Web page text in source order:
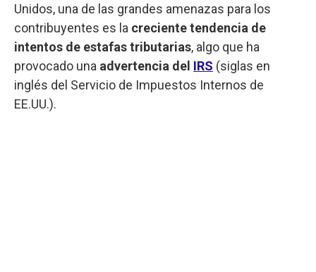
Unidos, una de las grandes amenazas para los
contribuyentes es la creciente tendencia de
intentos de estafas tributarias, algo que ha
provocado una advertencia del IRS (siglas en
inglés del Servicio de Impuestos Internos de
EE.UU.).